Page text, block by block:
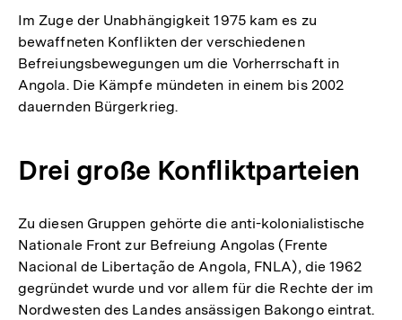
Im Zuge der Unabhängigkeit 1975 kam es zu
bewaffneten Konflikten der verschiedenen
Befreiungsbewegungen um die Vorherrschaft in
Angola. Die Kämpfe mündeten in einem bis 2002
dauernden Bürgerkrieg.
Drei große Konfliktparteien
Zu diesen Gruppen gehörte die anti-kolonialistische
Nationale Front zur Befreiung Angolas (Frente
Nacional de Libertação de Angola, FNLA), die 1962
gegründet wurde und vor allem für die Rechte der im
Nordwesten des Landes ansässigen Bakongo eintrat.